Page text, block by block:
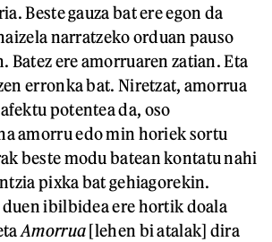
Beste gauza bat ere egon da
narratzeko orduan pauso
Batez ere amorruaren zatian. Eta
erronka bat. Niretzat, amorrua
potentea da, oso
amorru edo min horiek sortu
beste modu batean kontatu nahi
pixka bat gehiagorekin.
ibilbidea ere hortik doala
Amorrua[lehen bi atalak] dira